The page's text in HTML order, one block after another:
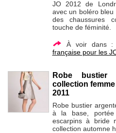
JO 2012 de
avec un boléro
des chaussures
touche de féminité.
À voir dans :
française pour les
Robe bustier
collection
2011
Robe bustier
à la base,
escarpins à bride
collection automne